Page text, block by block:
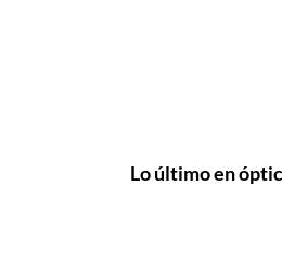
Lo último en